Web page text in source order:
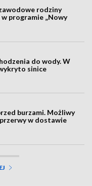
rodziny
programie „Nowy
do wody. W
sinice
burzami. Możliwy
w dostawie